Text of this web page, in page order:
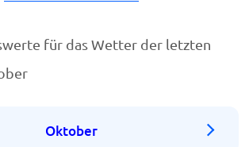
für das Wetter der letzten
Oktober